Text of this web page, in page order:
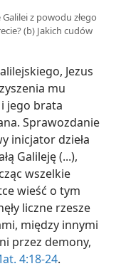
Galilei z powodu złego
(b) Jakich cudów
Jezus
mu
jego brata
Sprawozdanie
inicjator dzieła
Galileję (...),
wszelkie
wieść o tym
liczne rzesze
między innymi
przez demony,
4:18-24.